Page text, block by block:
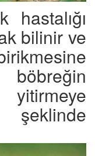
bilinir ve